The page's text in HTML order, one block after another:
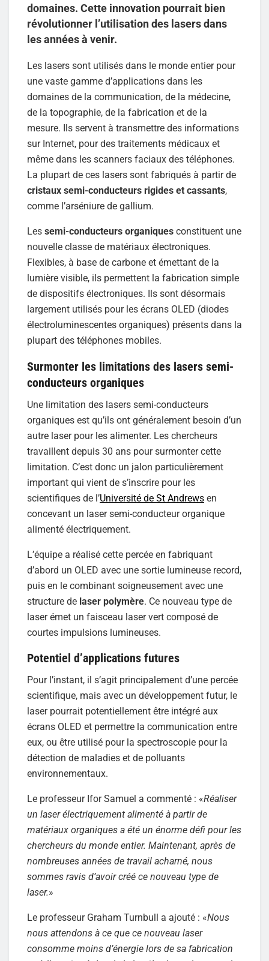
domaines. Cette innovation pourrait bien
révolutionner l’utilisation des lasers dans
les années à venir.
Les lasers sont utilisés dans le monde entier pour
une vaste gamme d’applications dans les
domaines de la communication, de la médecine,
de la topographie, de la fabrication et de la
mesure. Ils servent à transmettre des informations
sur Internet, pour des traitements médicaux et
même dans les scanners faciaux des téléphones.
La plupart de ces lasers sont fabriqués à partir de
cristaux semi-conducteurs rigides et cassants,
comme l’arséniure de gallium.
Les semi-conducteurs organiques constituent une
nouvelle classe de matériaux électroniques.
Flexibles, à base de carbone et émettant de la
lumière visible, ils permettent la fabrication simple
de dispositifs électroniques. Ils sont désormais
largement utilisés pour les écrans OLED (diodes
électroluminescentes organiques) présents dans la
plupart des téléphones mobiles.
Surmonter les limitations des lasers semi-
conducteurs organiques
Une limitation des lasers semi-conducteurs
organiques est qu’ils ont généralement besoin d’un
autre laser pour les alimenter. Les chercheurs
travaillent depuis 30 ans pour surmonter cette
limitation. C’est donc un jalon particulièrement
important qui vient de s’inscrire pour les
scientifiques de l’Université de St Andrews en
concevant un laser semi-conducteur organique
alimenté électriquement.
L’équipe a réalisé cette percée en fabriquant
d’abord un OLED avec une sortie lumineuse record,
puis en le combinant soigneusement avec une
structure de laser polymère. Ce nouveau type de
laser émet un faisceau laser vert composé de
courtes impulsions lumineuses.
Potentiel d’applications futures
Pour l’instant, il s’agit principalement d’une percée
scientifique, mais avec un développement futur, le
laser pourrait potentiellement être intégré aux
écrans OLED et permettre la communication entre
eux, ou être utilisé pour la spectroscopie pour la
détection de maladies et de polluants
environnementaux.
Le professeur Ifor Samuel a commenté : «Réaliser
un laser électriquement alimenté à partir de
matériaux organiques a été un énorme défi pour les
chercheurs du monde entier. Maintenant, après de
nombreuses années de travail acharné, nous
sommes ravis d’avoir créé ce nouveau type de
laser.»
Le professeur Graham Turnbull a ajouté : «Nous
nous attendons à ce que ce nouveau laser
consomme moins d’énergie lors de sa fabrication